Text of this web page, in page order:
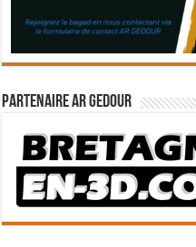
Partenaire Ar Gedour